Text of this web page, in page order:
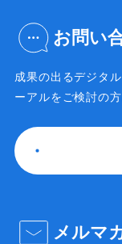
お問い
成果の出るデジタ
ーアルをご検討の
メルマ